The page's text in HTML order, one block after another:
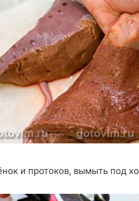
и протоков, вымыть под